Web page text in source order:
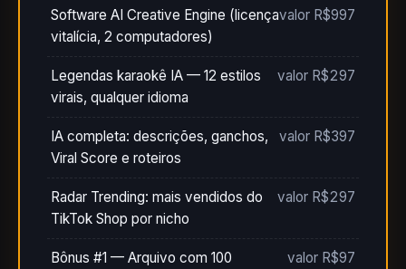
Software AI Creative Engine (licença
vitalícia, 2 computadores)
valor R$997
Legendas karaokê IA — 12 estilos
virais, qualquer idioma
valor R$297
IA completa: descrições, ganchos,
Viral Score e roteiros
valor R$397
Radar Trending: mais vendidos do
TikTok Shop por nicho
valor R$297
Bônus #1 — Arquivo com 100 valor R$97